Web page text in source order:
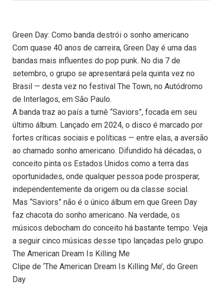
Green Day: Como banda destrói o sonho americano
Com quase 40 anos de carreira, Green Day é uma das
bandas mais influentes do pop punk. No dia 7 de
setembro, o grupo se apresentará pela quinta vez no
Brasil — desta vez no festival The Town, no Autódromo
de Interlagos, em São Paulo.
A banda traz ao país a turnê “Saviors”, focada em seu
último álbum. Lançado em 2024, o disco é marcado por
fortes críticas sociais e políticas — entre elas, a aversão
ao chamado sonho americano. Difundido há décadas, o
conceito pinta os Estados Unidos como a terra das
oportunidades, onde qualquer pessoa pode prosperar,
independentemente da origem ou da classe social.
Mas “Saviors” não é o único álbum em que Green Day
faz chacota do sonho americano. Na verdade, os
músicos debocham do conceito há bastante tempo. Veja
a seguir cinco músicas desse tipo lançadas pelo grupo.
The American Dream Is Killing Me
Clipe de ‘The American Dream Is Killing Me’, do Green
Day